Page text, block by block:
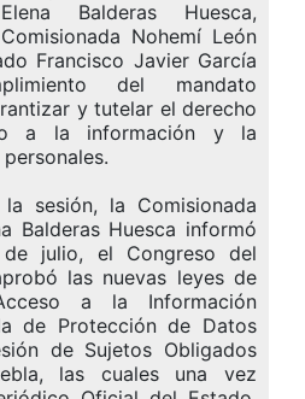
Balderas Huesca,
Nohemí León
Francisco Javier García
del mandato
y tutelar el derecho
a la información y la
sesión, la Comisionada
Balderas Huesca informó
julio, el Congreso del
las nuevas leyes de
a la Información
de Protección de Datos
de Sujetos Obligados
las cuales una vez